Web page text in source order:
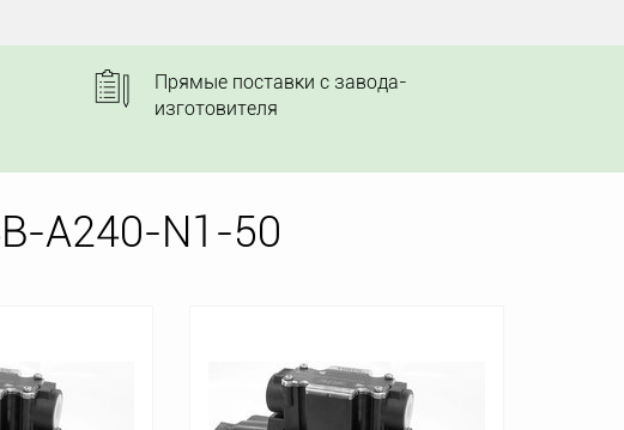
Прямые поставки с завода-
изготовителя
A240-N1-50